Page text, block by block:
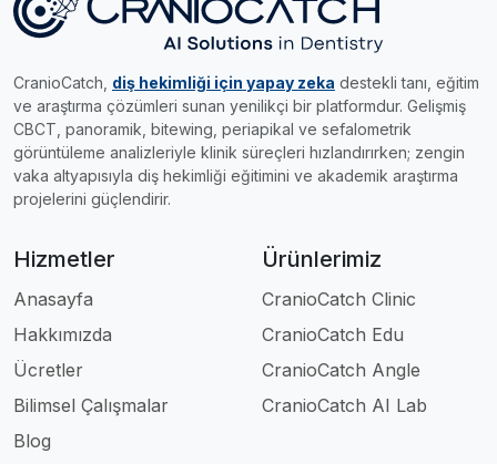
CranioCatch, diş hekimliği için yapay zeka destekli tanı, eğitim
ve araştırma çözümleri sunan yenilikçi bir platformdur. Gelişmiş
CBCT, panoramik, bitewing, periapikal ve sefalometrik
görüntüleme analizleriyle klinik süreçleri hızlandırırken; zengin
vaka altyapısıyla diş hekimliği eğitimini ve akademik araştırma
projelerini güçlendirir.
Hizmetler
Anasayfa
Hakkımızda
Ücretler
Bilimsel Çalışmalar
Blog
Ürünlerimiz
CranioCatch Clinic
CranioCatch Edu
CranioCatch Angle
CranioCatch AI Lab